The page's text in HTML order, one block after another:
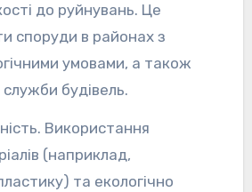
до руйнувань. Це
споруди в районах з
умовами, а також
будівель.
Використання
(наприклад,
та екологічно